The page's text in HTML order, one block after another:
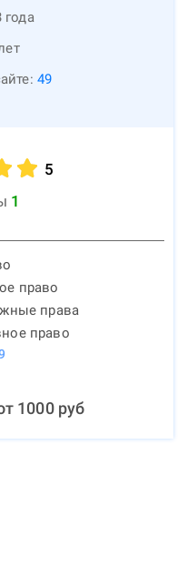
года
49
5
1
право
права
право
1000руб